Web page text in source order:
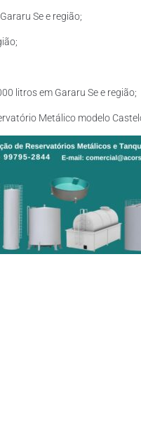
Se e região;
litros em Gararu Se e região;
Metálico modelo